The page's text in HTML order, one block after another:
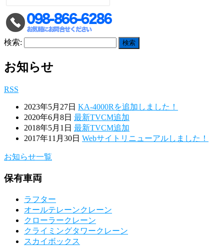
検索:
お知らせ
RSS
2023年5月27日 KA-4000Rを追加しました！
2020年6月8日 最新TVCM追加
2018年5月1日 最新TVCM追加
2017年11月30日 Webサイトリニューアルしました！
お知らせ一覧
保有車両
ラフター
オールテレーンクレーン
クローラークレーン
クライミングタワークレーン
スカイボックス